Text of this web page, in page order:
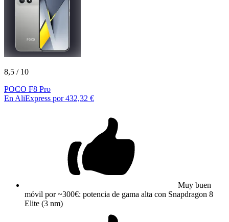
8,5 / 10
POCO F8 Pro
En AliExpress por 432,32 €
Muy buen
móvil por ~300€: potencia de gama alta con Snapdragon 8
Elite (3 nm)